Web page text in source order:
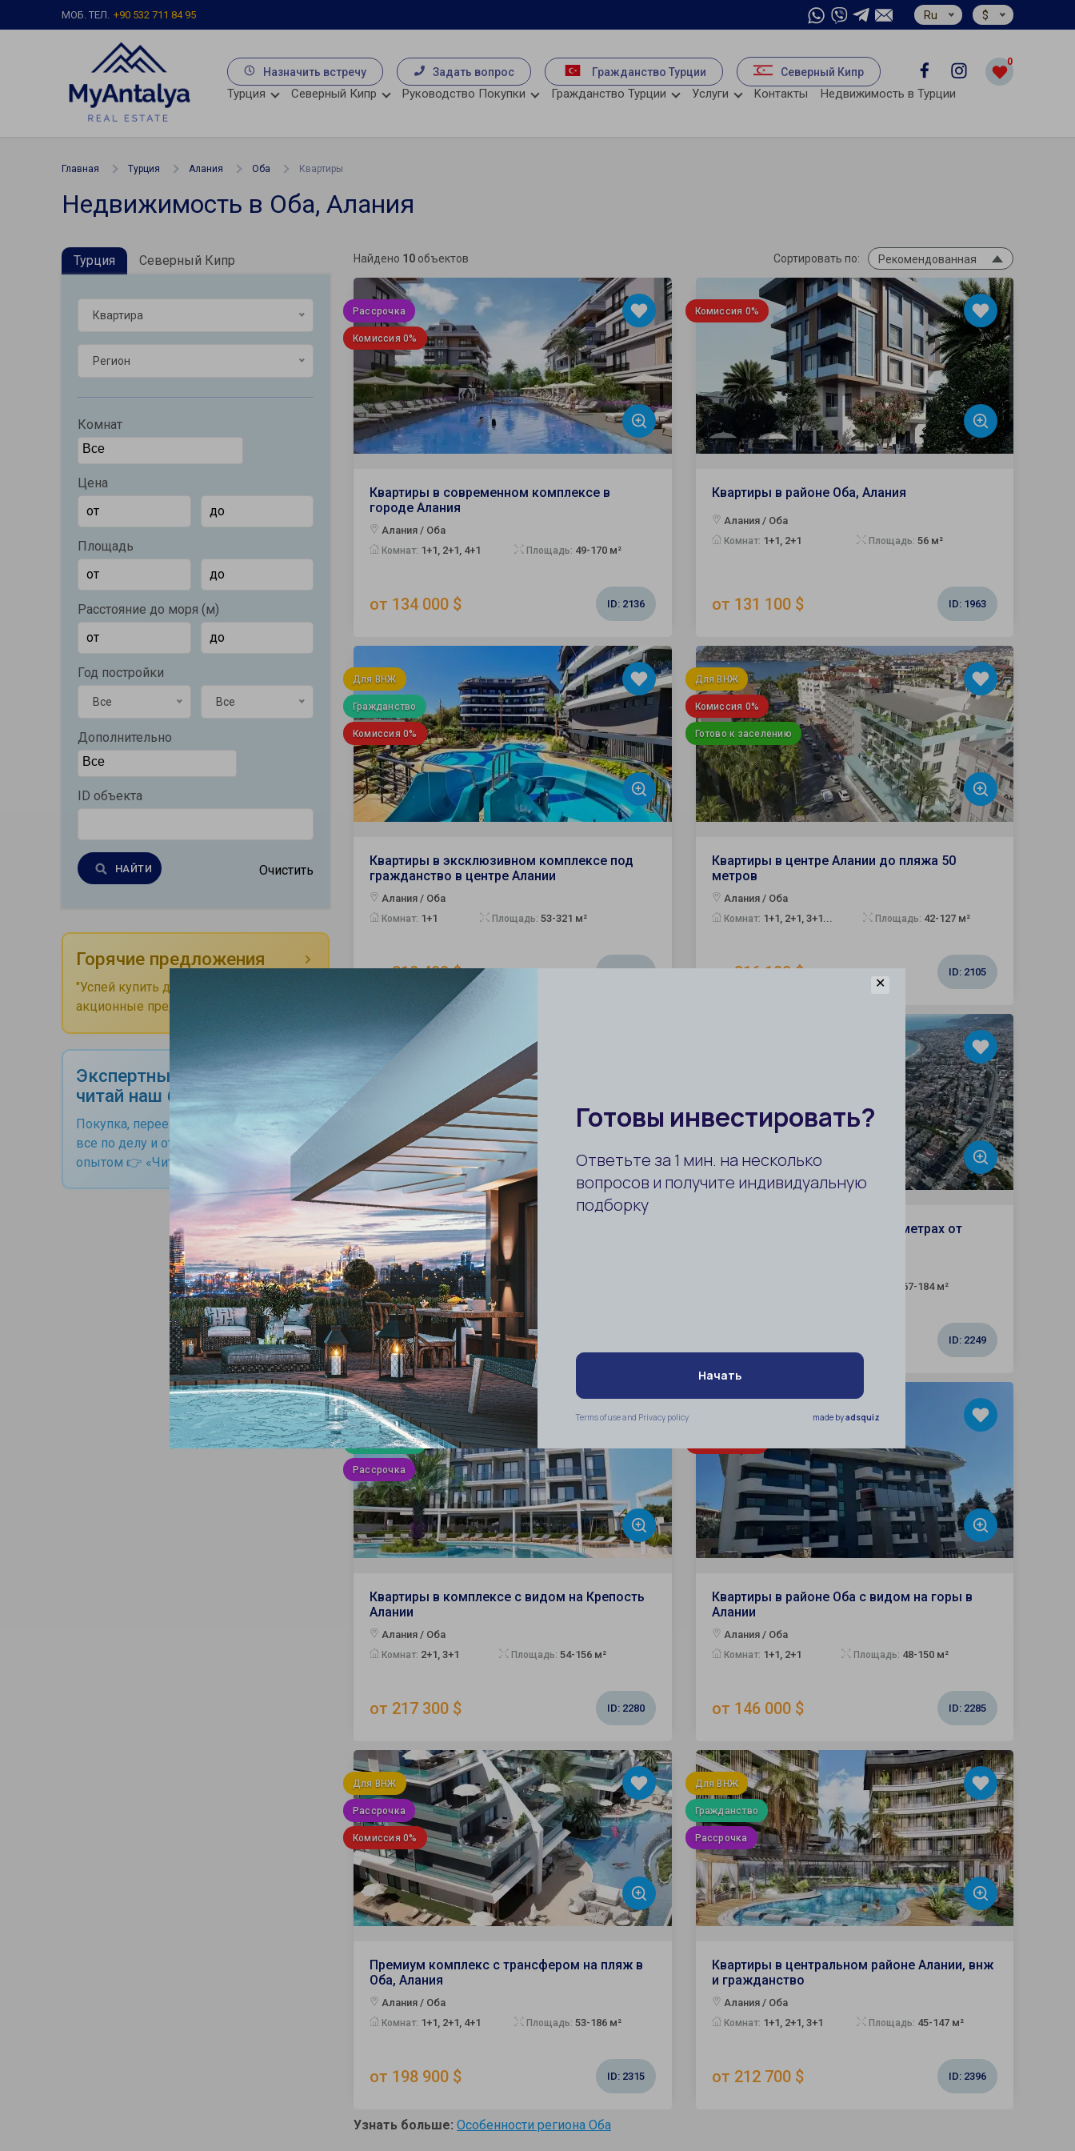
МОБ. ТЕЛ. +90 532 711 84 95 Ru $
Назначить встречу Задать вопрос Гражданство Турции Северный Кипр
0
Турция Северный Кипр Руководство Покупки Гражданство Турции Услуги Kонтакты Недвижимость в Турции
Главная Турция Алания Оба Квартиры
Недвижимость в Оба, Алания
Турция Северный Кипр
Квартира
Регион
Комнат
Цена
Площадь
Расстояние до моря (м)
Год постройки
Все Все
Дополнительно
ID объекта
НАЙТИ Очистить
Горячие предложения
"Успей купить дешевле!" 👉 «Смотри
акционные предложения»
Экспертные советы -
читай наш блог
Покупка, переезд, ВНЖ, гражданство -
все по делу и от профессионалов с
опытом 👉 «Читай статьи"
Найдено 10 объектов Сортировать по: Рекомендованная
Рассрочка
Комиссия 0%
Квартиры в современном комплексе в
городе Алания
Алания / Оба
Комнат: 1+1, 2+1, 4+1 Площадь: 49-170 м²
от 134 000 $ ID: 2136
Комиссия 0%
Квартиры в районе Оба, Алания
Алания / Оба
Комнат: 1+1, 2+1 Площадь: 56 м²
от 131 100 $ ID: 1963
Для ВНЖ
Гражданство
Комиссия 0%
Квартиры в эксклюзивном комплексе под
гражданство в центре Алании
Алания / Оба
Комнат: 1+1 Площадь: 53-321 м²
от 210 400 $ ID: 2090
Для ВНЖ
Комиссия 0%
Готово к заселению
Квартиры в центре Алании до пляжа 50
метров
Алания / Оба
Комнат: 1+1, 2+1, 3+1... Площадь: 42-127 м²
от 316 100 $ ID: 2105
Для ВНЖ
Квартиры для комфортной жизни в Алании
Алания / Оба
Комнат:1+1, 2+1, 3+1...
от 238 000 $
Квартиры в новом доме в 550 метрах от
67-184 м²
ID: 2249
Для ВНЖ
Гражданство
Рассрочка
Квартиры в комплексе с видом на Крепость
Алании
Алания / Оба
Комнат: 2+1, 3+1 Площадь: 54-156 м²
от 217 300 $ ID: 2280
Квартиры в районе Оба с видом на горы в
Алании
Алания / Оба
Комнат: 1+1, 2+1 Площадь: 48-150 м²
от 146 000 $ ID: 2285
Для ВНЖ
Рассрочка
Комиссия 0%
Премиум комплекс с трансфером на пляж в
Оба, Алания
Алания / Оба
Комнат: 1+1, 2+1, 4+1 Площадь: 53-186 м²
от 198 900 $ ID: 2315
Для ВНЖ
Гражданство
Рассрочка
Квартиры в центральном районе Алании, внж
и гражданство
Алания / Оба
Комнат: 1+1, 2+1, 3+1 Площадь: 45-147 м²
от 212 700 $ ID: 2396
Узнать больше: Особенности региона Оба
✕